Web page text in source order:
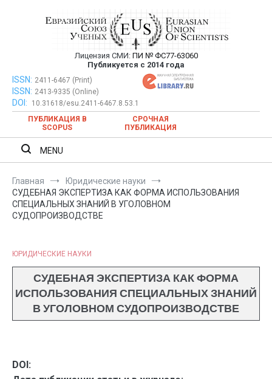
Евразийский Союз Ученых —
публикация научных статей в
ежемесячном научном журнале
Лицензия СМИ: ПИ № ФС77-63060
Публикуется с 2014 года
Евразийский Союз Ученых — публикация научных статей в
ежемесячном научном журнале
ISSN: 2411-6467 (Print)
ISSN: 2413-9335 (Online)
DOI:
10.31618/esu.2411-6467.8.53.1
ПУБЛИКАЦИЯ В
SCOPUS
СРОЧНАЯ
ПУБЛИКАЦИЯ
MENU
Главная
Юридические науки
СУДЕБНАЯ ЭКСПЕРТИЗА КАК ФОРМА ИСПОЛЬЗОВАНИЯ
СПЕЦИАЛЬНЫХ ЗНАНИЙ В УГОЛОВНОМ
СУДОПРОИЗВОДСТВЕ
ЮРИДИЧЕСКИЕ НАУКИ
СУДЕБНАЯ ЭКСПЕРТИЗА КАК ФОРМА
ИСПОЛЬЗОВАНИЯ СПЕЦИАЛЬНЫХ ЗНАНИЙ
В УГОЛОВНОМ СУДОПРОИЗВОДСТВЕ
DOI: